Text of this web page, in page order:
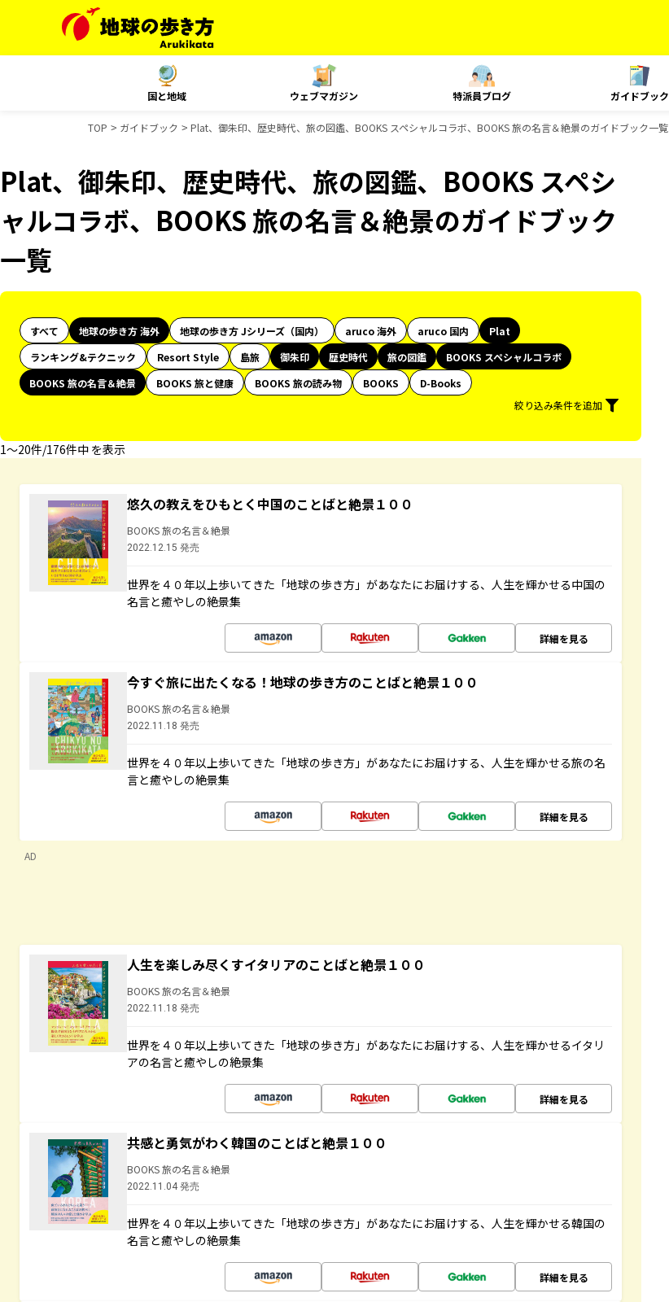
国と地域 ウェブマガジン 特派員ブログ ガイドブック
TOP ガイドブック Plat、御朱印、歴史時代、旅の図鑑、BOOKS スペシャルコラボ、BOOKS 旅の名言＆絶景のガイドブック一覧
Plat、御朱印、歴史時代、旅の図鑑、BOOKS スペシ
ャルコラボ、BOOKS 旅の名言＆絶景のガイドブック
一覧
すべて 地球の歩き方 海外 地球の歩き方 Jシリーズ（国内） aruco 海外 aruco 国内
Plat
ランキング&テクニック
Resort Style 島旅 御朱印 歴史時代 旅の図鑑
BOOKS スペシャルコラボ
BOOKS 旅の名言＆絶景
BOOKS 旅と健康 BOOKS 旅の読み物 BOOKS
D-Books
絞り込み条件を追加
1〜20件/176件中 を表示
悠久の教えをひもとく中国のことばと絶景１００
BOOKS 旅の名言＆絶景
2022.12.15 発売
世界を４０年以上歩いてきた「地球の歩き方」があなたにお届けする、人生を輝かせる中国の
名言と癒やしの絶景集
詳細を見る
今すぐ旅に出たくなる！地球の歩き方のことばと絶景１００
BOOKS 旅の名言＆絶景
2022.11.18 発売
世界を４０年以上歩いてきた「地球の歩き方」があなたにお届けする、人生を輝かせる旅の名
言と癒やしの絶景集
詳細を見る
AD
人生を楽しみ尽くすイタリアのことばと絶景１００
BOOKS 旅の名言＆絶景
2022.11.18 発売
世界を４０年以上歩いてきた「地球の歩き方」があなたにお届けする、人生を輝かせるイタリ
アの名言と癒やしの絶景集
詳細を見る
共感と勇気がわく韓国のことばと絶景１００
BOOKS 旅の名言＆絶景
2022.11.04 発売
世界を４０年以上歩いてきた「地球の歩き方」があなたにお届けする、人生を輝かせる韓国の
名言と癒やしの絶景集
詳細を見る